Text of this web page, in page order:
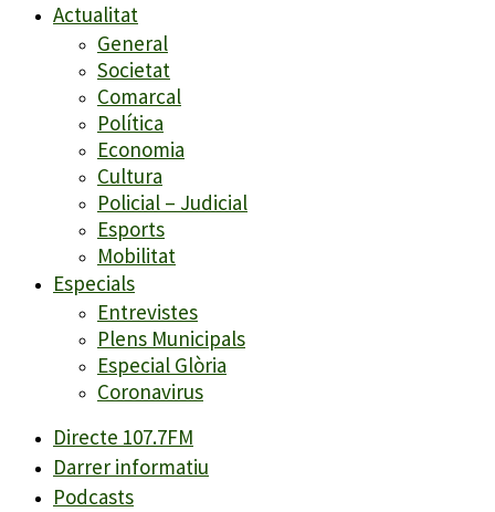
Actualitat
General
Societat
Comarcal
Política
Economia
Cultura
Policial – Judicial
Esports
Mobilitat
Especials
Entrevistes
Plens Municipals
Especial Glòria
Coronavirus
Directe 107.7FM
Darrer informatiu
Podcasts